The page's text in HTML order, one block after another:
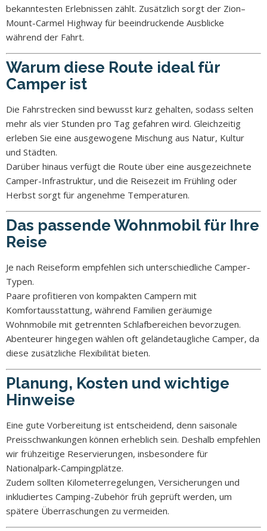
bekanntesten Erlebnissen zählt. Zusätzlich sorgt der Zion–
Mount-Carmel Highway für beeindruckende Ausblicke
während der Fahrt.
Warum diese Route ideal für
Camper ist
Die Fahrstrecken sind bewusst kurz gehalten, sodass selten
mehr als vier Stunden pro Tag gefahren wird. Gleichzeitig
erleben Sie eine ausgewogene Mischung aus Natur, Kultur
und Städten.
Darüber hinaus verfügt die Route über eine ausgezeichnete
Camper-Infrastruktur, und die Reisezeit im Frühling oder
Herbst sorgt für angenehme Temperaturen.
Das passende Wohnmobil für Ihre
Reise
Je nach Reiseform empfehlen sich unterschiedliche Camper-
Typen.
Paare profitieren von kompakten Campern mit
Komfortausstattung, während Familien geräumige
Wohnmobile mit getrennten Schlafbereichen bevorzugen.
Abenteurer hingegen wählen oft geländetaugliche Camper, da
diese zusätzliche Flexibilität bieten.
Planung, Kosten und wichtige
Hinweise
Eine gute Vorbereitung ist entscheidend, denn saisonale
Preisschwankungen können erheblich sein. Deshalb empfehlen
wir frühzeitige Reservierungen, insbesondere für
Nationalpark-Campingplätze.
Zudem sollten Kilometerregelungen, Versicherungen und
inkludiertes Camping-Zubehör früh geprüft werden, um
spätere Überraschungen zu vermeiden.